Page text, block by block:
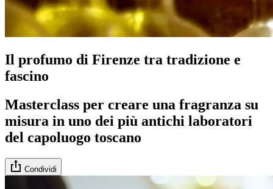
Il profumo di Firenze tra tradizione e
fascino
Masterclass per creare una fragranza su
misura in uno dei più antichi laboratori
del capoluogo toscano
Condividi